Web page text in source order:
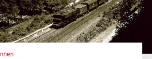
mitmachen und
gewinnen!